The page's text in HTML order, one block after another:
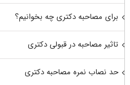
برای مصاحبه دکتری چه بخوانیم؟
تاثیر مصاحبه در قبولی دکتری
حد نصاب نمره مصاحبه دکتری